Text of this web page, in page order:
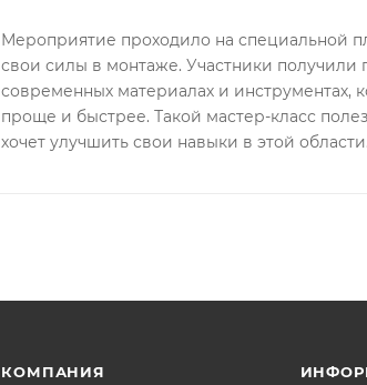
Мероприятие проходило на специальной
свои силы в монтаже. Участники получили
современных материалах и инструментах,
проще и быстрее. Такой мастер-класс
хочет улучшить свои навыки в этой области.
КОМПАНИЯ